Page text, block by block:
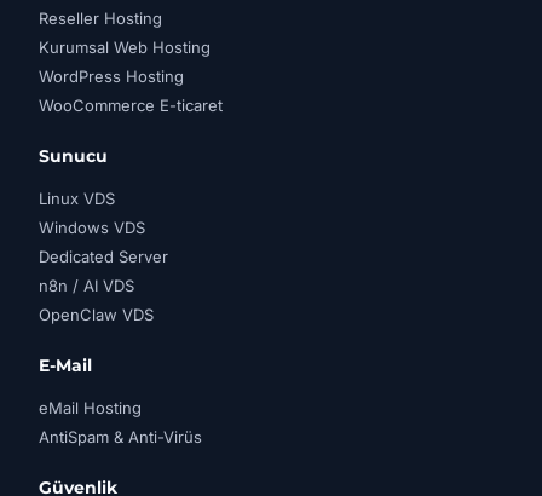
Reseller Hosting
Kurumsal Web Hosting
WordPress Hosting
WooCommerce E-ticaret
Sunucu
Linux VDS
Windows VDS
Dedicated Server
n8n / AI VDS
OpenClaw VDS
E-Mail
eMail Hosting
AntiSpam & Anti-Virüs
Güvenlik